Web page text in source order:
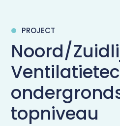
PROJECT
Noord/
topniveau